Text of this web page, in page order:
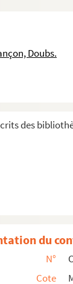
Doubs.
des
et des États du
roi de Portugal
faire la guerre à
relatant la
par l'infante
du
N°
Cote